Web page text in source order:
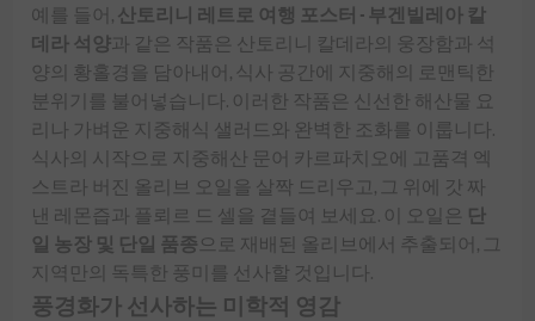
예를 들어, 산토리니 레트로 여행 포스터 - 부겐빌레아 칼
데라 석양과 같은 작품은 산토리니 칼데라의 웅장함과 석
양의 황홀경을 담아내어, 식사 공간에 지중해의 로맨틱한
분위기를 불어넣습니다. 이러한 작품은 신선한 해산물 요
리나 가벼운 지중해식 샐러드와 완벽한 조화를 이룹니다.
식사의 시작으로 지중해산 문어 카르파치오에 고품격 엑
스트라 버진 올리브 오일을 살짝 드리우고, 그 위에 갓 짜
낸 레몬즙과 플뢰르 드 셀을 곁들여 보세요. 이 오일은 단
일 농장 및 단일 품종 으로 재배된 올리브에서 추출되어, 그
지역만의 독특한 풍미를 선사할 것입니다.
풍경화가 선사하는 미학적 영감